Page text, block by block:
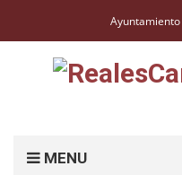
MENU